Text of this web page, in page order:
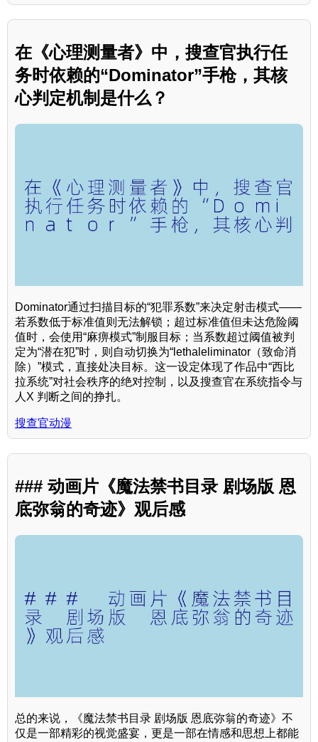
在《心理测量者》中，搜查官执行任
务时依赖的“Dominator”手枪，其核
心判定机制是什么？
Dominator通过扫描目标的“犯罪系数”来决定射击模式——
若系数低于标准值则无法解锁；超过标准值但未达危险阈
值时，会使用“麻痹模式”制服目标；当系数超过阈值被判
定为“潜在犯”时，则自动切换为“lethaleliminator（致命消
除）”模式，直接处决目标。这一设定体现了作品中“西比
拉系统”对社会秩序的绝对控制，以及搜查官在系统指令与
人X 判断之间的挣扎。
搜查官动漫
### 动画片《魔法禁书目录 剧场版 恩
底弥翁的奇迹》观后感
总的来说，《魔法禁书目录 剧场版 恩底弥翁的奇迹》不
仅是一部精彩的视觉盛宴，更是一部在情感和思想上都能